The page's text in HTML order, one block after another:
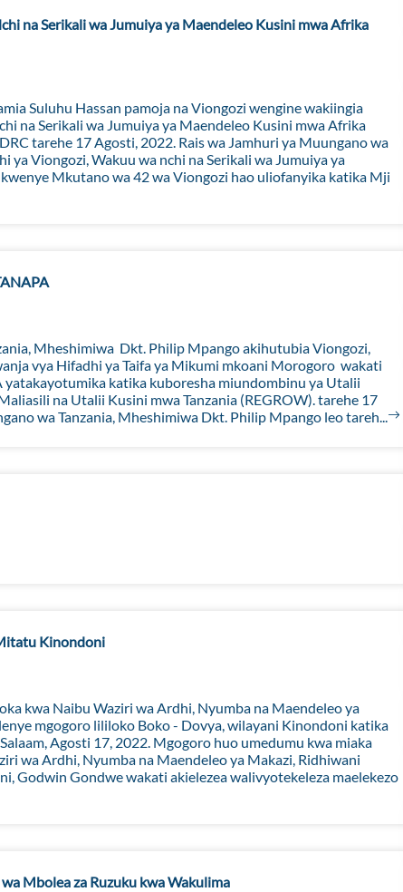
na Serikali wa Jumuiya ya Maendeleo Kusini mwa Afrika
Suluhu Hassan pamoja na Viongozi wengine wakiingia
na Serikali wa Jumuiya ya Maendeleo Kusini mwa Afrika
tarehe 17 Agosti, 2022. Rais wa Jamhuri ya Muungano wa
ya Viongozi, Wakuu wa nchi na Serikali wa Jumuiya ya
Mkutano wa 42 wa Viongozi hao uliofanyika katika Mji
Mheshimiwa Dkt. Philip Mpango akihutubia Viongozi,
vya Hifadhi ya Taifa ya Mikumi mkoani Morogoro wakati
katika kuboresha miundombinu ya Utalii
na Utalii Kusini mwa Tanzania (REGROW). tarehe 17
wa Tanzania, Mheshimiwa Dkt. Philip Mpango leo tareh...
Kinondoni
kwa Naibu Waziri wa Ardhi, Nyumba na Maendeleo ya
mgogoro lililoko Boko - Dovya, wilayani Kinondoni katika
Agosti 17, 2022. Mgogoro huo umedumu kwa miaka
wa Ardhi, Nyumba na Maendeleo ya Makazi, Ridhiwani
Godwin Gondwe wakati akielezea walivyotekeleza maelekezo
Mbolea za Ruzuku kwa Wakulima